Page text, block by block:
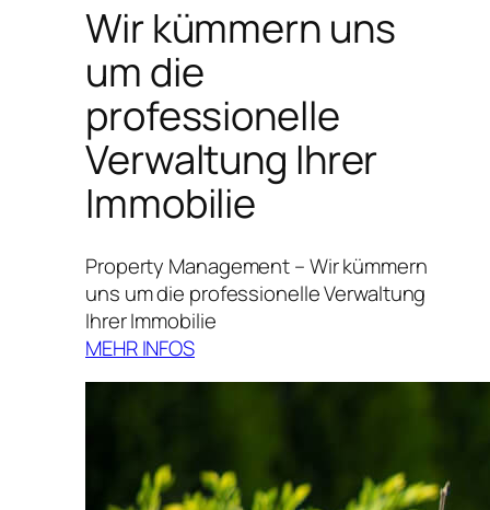
Wir kümmern uns
um die
professionelle
Verwaltung Ihrer
Immobilie
Property Management – Wir kümmern
uns um die professionelle Verwaltung
Ihrer Immobilie
MEHR INFOS